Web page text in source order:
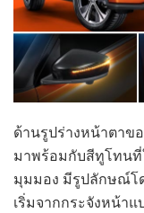
ด้านรูปร่างหน้าตาขอ
มาพร้อมกับสีทูโทนที่
มุมมอง มีรูปลักษณ์โ
เริ่มจากกระจังหน้าแ